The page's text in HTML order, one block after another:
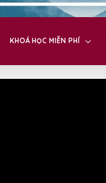
KHOÁ HỌC MIỄN PHÍ